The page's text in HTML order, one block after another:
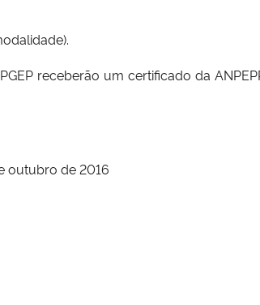
receberão um certificado da
outubro de 2016